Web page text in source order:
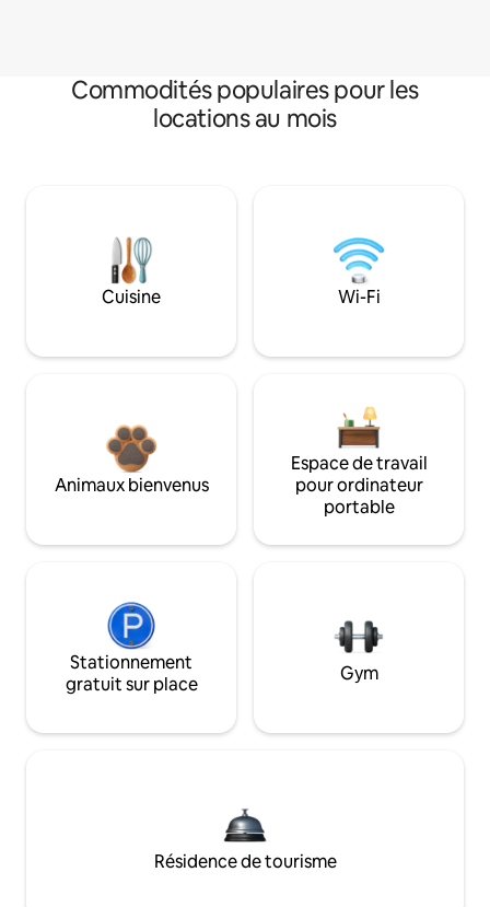
Commodités populaires pour les
locations au mois
Cuisine Wi-Fi
Animaux bienvenus
Espace de travail
pour ordinateur
portable
Stationnement
gratuit sur place
Gym
Résidence de tourisme